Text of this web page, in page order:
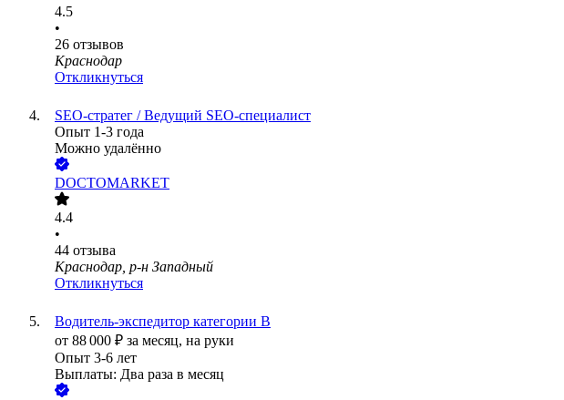
4.5
•
26 отзывов
Краснодар
Откликнуться
SEO-стратег / Ведущий SEO-специалист
Опыт 1-3 года
Можно удалённо
DOCTOMARKET
4.4
•
44 отзыва
Краснодар, р-н Западный
Откликнуться
Водитель-экспедитор категории В
от 88 000 ₽ за месяц, на руки
Опыт 3-6 лет
Выплаты: Два раза в месяц